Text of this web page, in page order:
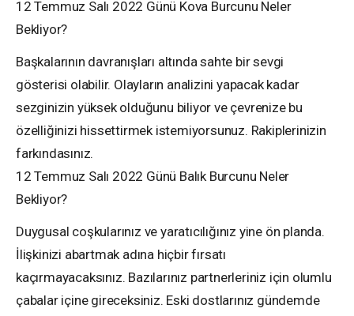
12 Temmuz Salı 2022 Günü Kova Burcunu Neler
Bekliyor?
Başkalarının davranışları altında sahte bir sevgi
gösterisi olabilir. Olayların analizini yapacak kadar
sezginizin yüksek olduğunu biliyor ve çevrenize bu
özelliğinizi hissettirmek istemiyorsunuz. Rakiplerinizin
farkındasınız.
12 Temmuz Salı 2022 Günü Balık Burcunu Neler
Bekliyor?
Duygusal coşkularınız ve yaratıcılığınız yine ön planda.
İlişkinizi abartmak adına hiçbir fırsatı
kaçırmayacaksınız. Bazılarınız partnerleriniz için olumlu
çabalar içine gireceksiniz. Eski dostlarınız gündemde